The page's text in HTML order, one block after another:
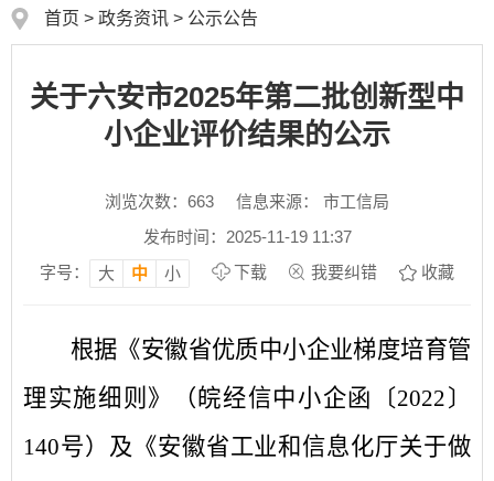
首页 > 政务资讯 > 公示公告
关于六安市2025年第二批创新型中
小企业评价结果的公示
浏览次数： 663
信息来源： 市工信局
发布时间：2025-11-19 11:37
字号：
大 中 小 下载 我要纠错 收藏
根据《安徽省优质中小企业梯度培育管
理实施细则》（皖经信中小企函
〔2022 〕
140号）及《安徽省工业和信息化厅关于做